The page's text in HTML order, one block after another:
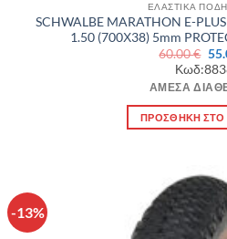
ΕΛΑΣΤΙΚΑ
SCHWALBE MARATHON E-
1.50 (700Χ38) 5mm
60.00€
ΆΜΕΣΑ
ΠΡΟΣΘΉΚΗ ΣΤΟ
-13%